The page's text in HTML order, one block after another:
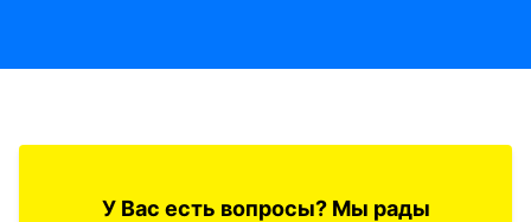
У Вас есть вопросы? Мы рады